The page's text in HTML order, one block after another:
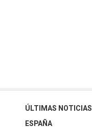
ÚLTIMAS NOTICIAS
ESPAÑA